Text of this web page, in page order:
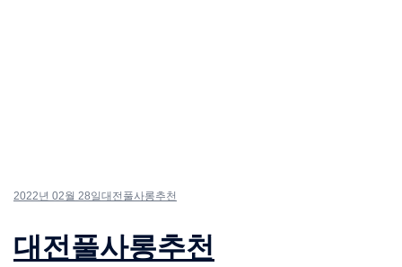
2022년 02월 28일 대전풀사롱추천
대전풀사롱추천